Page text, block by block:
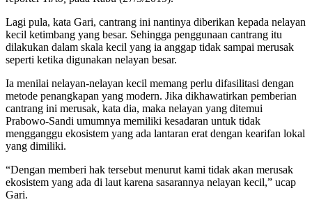
Lagi pula, kata Gari, cantrang ini nantinya diberikan kepada nelayan
kecil ketimbang yang besar. Sehingga penggunaan cantrang itu
dilakukan dalam skala kecil yang ia anggap tidak sampai merusak
seperti ketika digunakan nelayan besar.
Ia menilai nelayan-nelayan kecil memang perlu difasilitasi dengan
metode penangkapan yang modern. Jika dikhawatirkan pemberian
cantrang ini merusak, kata dia, maka nelayan yang ditemui
Prabowo-Sandi umumnya memiliki kesadaran untuk tidak
mengganggu ekosistem yang ada lantaran erat dengan kearifan lokal
yang dimiliki.
“Dengan memberi hak tersebut menurut kami tidak akan merusak
ekosistem yang ada di laut karena sasarannya nelayan kecil,” ucap
Gari.